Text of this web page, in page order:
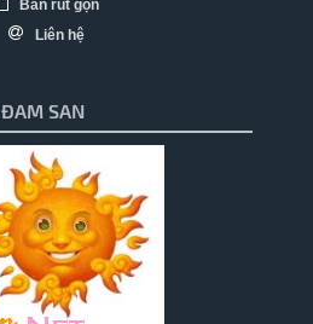
Bản rút gọn
Liên hệ
ĐAM SAN